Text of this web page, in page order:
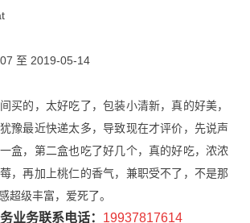
至 2019-05-14
买的，太好吃了，包装小清新，真的好美，
豫最近快递太多，导致现在才评价，先说声
盒，第二盒也吃了好几个，真的好吃，浓浓
，再加上桃仁的香气，兼职受不了，不是那
超级丰富，爱死了。
业务联系电话： 19937817614